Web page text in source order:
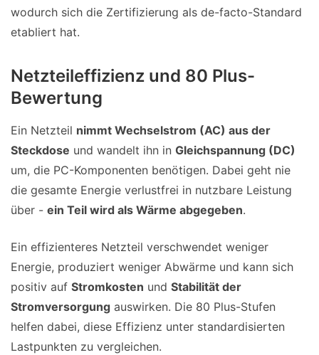
wodurch sich die Zertifizierung als de-facto-Standard
etabliert hat.
Netzteileffizienz und 80 Plus-
Bewertung
Ein Netzteil nimmt Wechselstrom (AC) aus der
Steckdose und wandelt ihn in Gleichspannung (DC)
um, die PC-Komponenten benötigen. Dabei geht nie
die gesamte Energie verlustfrei in nutzbare Leistung
über - ein Teil wird als Wärme abgegeben.
Ein effizienteres Netzteil verschwendet weniger
Energie, produziert weniger Abwärme und kann sich
positiv auf Stromkosten und Stabilität der
Stromversorgung auswirken. Die 80 Plus-Stufen
helfen dabei, diese Effizienz unter standardisierten
Lastpunkten zu vergleichen.